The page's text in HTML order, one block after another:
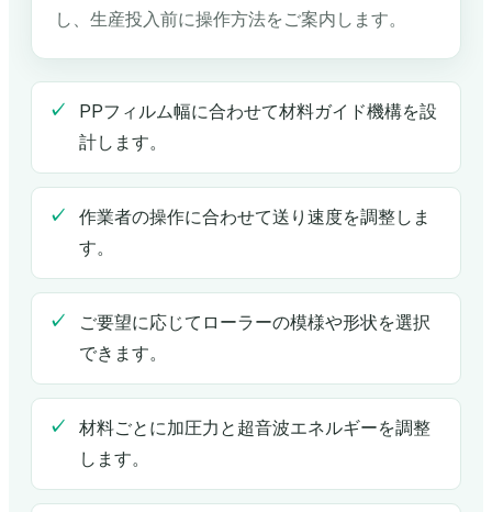
し、生産投入前に操作方法をご案内します。
PPフィルム幅に合わせて材料ガイド機構を設
計します。
作業者の操作に合わせて送り速度を調整しま
す。
ご要望に応じてローラーの模様や形状を選択
できます。
材料ごとに加圧力と超音波エネルギーを調整
します。